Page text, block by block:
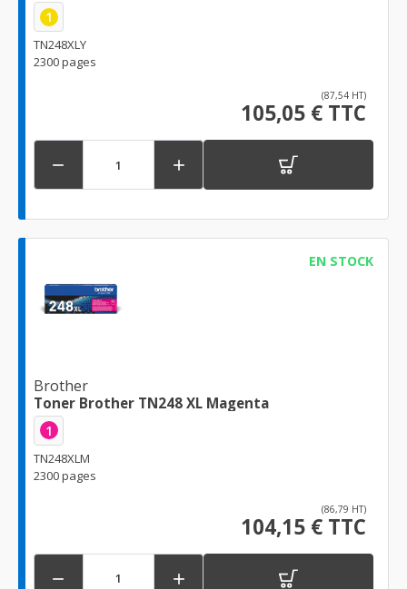
1
TN248XLY
2300 pages
(87,54 HT)
105,05 € TTC
 
EN STOCK
Brother
Toner Brother TN248 XL Magenta
1
TN248XLM
2300 pages
(86,79 HT)
104,15 € TTC
 